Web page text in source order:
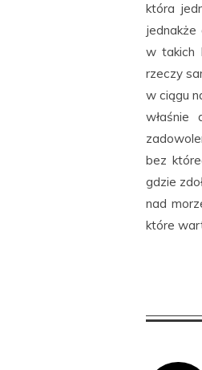
która
jednakże
w takich
rzeczy
w ciągu
właśnie
bez
gdzie
nad
które